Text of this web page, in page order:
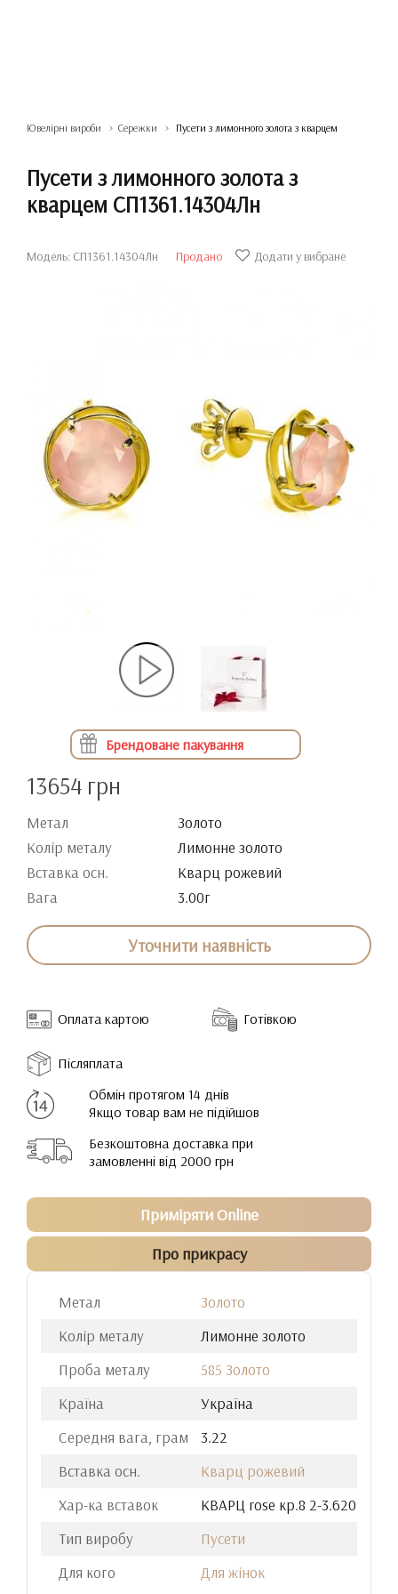
Ювелірні вироби Сережки Пусети з лимонного золота з кварцем
Пусети з лимонного золота з
кварцем СП1361.14304Лн
Модель: СП1361.14304Лн Продано Додати у вибране
Брендоване пакування
13654 грн
Метал
Золото
Колір металу
Лимонне золото
Вставка осн.
Кварц рожевий
Вага
3.00г
Уточнити наявність
Оплата картою Готівкою
Післяплата
Обмін протягом 14 днів
Якщо товар вам не підійшов
Безкоштовна доставка при
замовленні від 2000 грн
Приміряти Online
Про прикрасу
Метал
Золото
Колір металу
Лимонне золото
Проба металу
585 Золото
Країна
Україна
Середня вага, грам
3.22
Вставка осн.
Кварц рожевий
Хар-ка вставок
КВАРЦ rose кр.8 2-3.620
Тип виробу
Пусети
Для кого
Для жінок